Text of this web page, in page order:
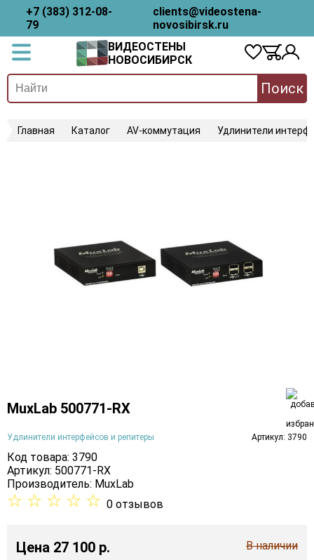
+7 (383) 312-08-
79
clients@videostena-
novosibirsk.ru
ВИДЕОСТЕНЫ
НОВОСИБИРСК
Поиск
Главная Каталог AV-коммутация Удлинители
MuxLab 500771-RX
Удлинители интерфейсов и репитеры Артикул: 3790
Код товара: 3790
Артикул: 500771-RX
Производитель: MuxLab
☆ ☆ ☆ ☆ ☆ 0 отзывов
Цена 27 100 p. В наличии